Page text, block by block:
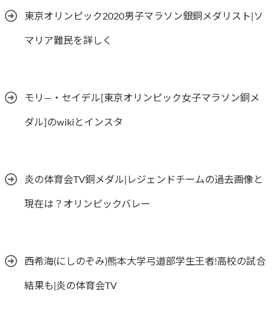
東京オリンピック2020男子マラソン銀銅メダリスト|ソ
マリア難民を詳しく
モリ―・セイデル[東京オリンピック女子マラソン銅メ
ダル]のwikiとインスタ
炎の体育会TV銅メダル|レジェンドチームの過去画像と
現在は？オリンピックバレー
西希海(にしのぞみ)熊本大学弓道部学生王者!高校の試合
結果も|炎の体育会TV